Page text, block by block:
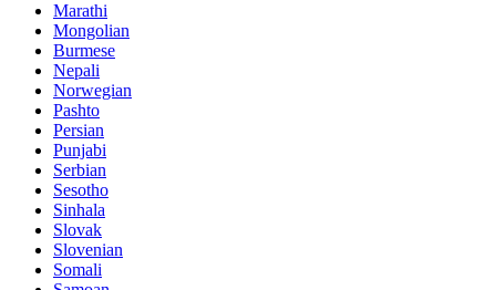
Marathi
Mongolian
Burmese
Nepali
Norwegian
Pashto
Persian
Punjabi
Serbian
Sesotho
Sinhala
Slovak
Slovenian
Somali